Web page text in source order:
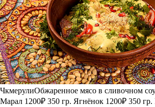
ЧкмерулиОбжаренное мясо в сливочном
Марал 1200₽ 350 гр. Ягнёнок 1200₽ 350 гр.